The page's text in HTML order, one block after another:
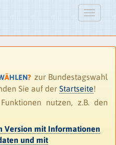
ÄHLEN? zur Bundestagswahl
Sie auf der Startseite!
nutzen, z.B. den
Version mit Informationen
und mit